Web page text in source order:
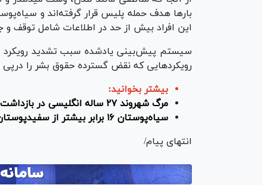
بار‌ها هدف حمله پلیس قرار گرفته‌اند و
این افراد بیش از حد در اطلاعات شامل توقف
سیستم پیش‌بینی یادشده سبب تشدید رویکرد
رویکرد‌هایی که نقض گسترده حقوق بشر را درپی
بیشتر بخوانید:
مرگ شهروند ۲۷ ساله انگلیسی در بازداشت پلیس
سیاه‌پوستان ۱۶ برابر بیشتر از سفیدپوستان در انگلیس محاکمه می‌شوند
انتهای پیام/